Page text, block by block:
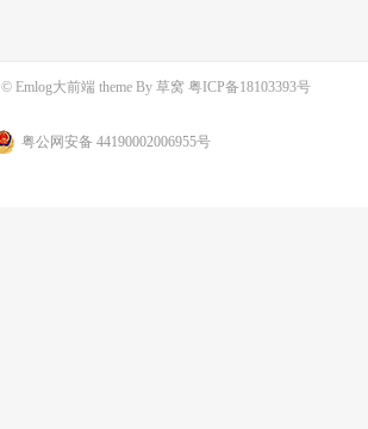
© Emlog大前端 theme By 草窝 粤ICP备18103393号
粤公网安备 44190002006955号